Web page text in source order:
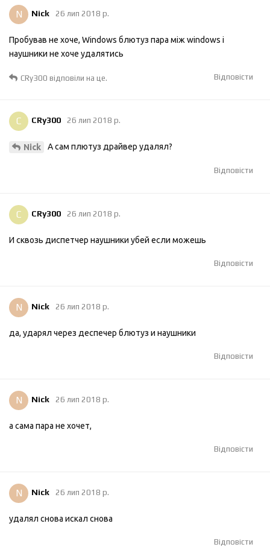
N Nick 26 лип 2018 р.
Пробував не хоче, Windows блютуз пара між windows і
наушники не хоче удалятись
Відповісти
CRy300 відповіли на це.
C CRy300 26 лип 2018 р.
Nick А сам плютуз драйвер удалял?
Відповісти
C CRy300 26 лип 2018 р.
И сквозь диспетчер наушники убей если можешь
Відповісти
N Nick 26 лип 2018 р.
да, ударял через деспечер блютуз и наушники
Відповісти
N Nick 26 лип 2018 р.
а сама пара не хочет,
Відповісти
N Nick 26 лип 2018 р.
удалял снова искал снова
Відповісти